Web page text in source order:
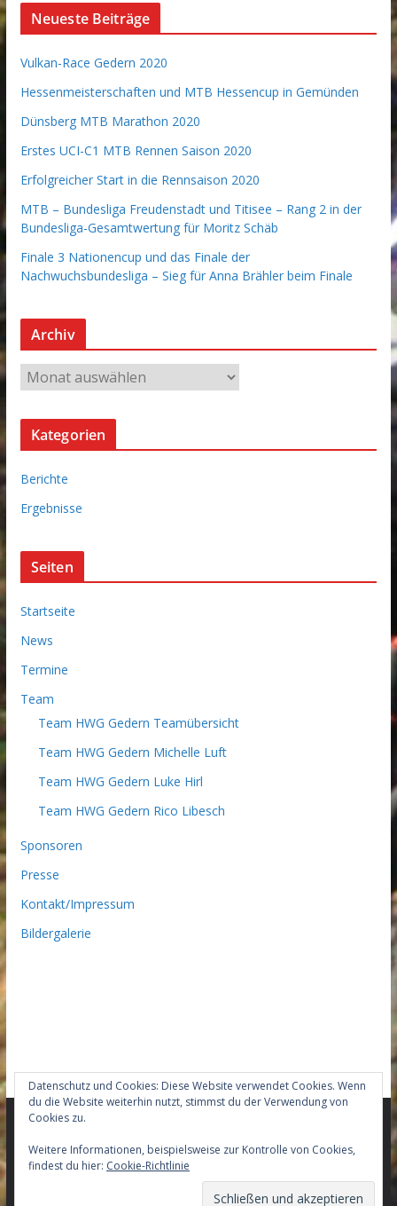
Neueste Beiträge
Vulkan-Race Gedern 2020
Hessenmeisterschaften und MTB Hessencup in Gemünden
Dünsberg MTB Marathon 2020
Erstes UCI-C1 MTB Rennen Saison 2020
Erfolgreicher Start in die Rennsaison 2020
MTB – Bundesliga Freudenstadt und Titisee – Rang 2 in der
Bundesliga-Gesamtwertung für Moritz Schäb
Finale 3 Nationencup und das Finale der
Nachwuchsbundesliga – Sieg für Anna Brähler beim Finale
Archiv
r
c
v
Kategorien
Berichte
Ergebnisse
Seiten
Startseite
News
Termine
Team
Team HWG Gedern Teamübersicht
Team HWG Gedern Michelle Luft
Team HWG Gedern Luke Hirl
Team HWG Gedern Rico Libesch
Sponsoren
Presse
Kontakt/Impressum
Bildergalerie
Copyright © 2026 Team-HWG-Gedern Mountainbike –
Racingteam. Alle Rechte vorbehalten.
von ThemeGrill. Präsentiert von
Datenschutz und Cookies: Diese Website verwendet Cookies. Wenn
du die Website weiterhin nutzt, stimmst du der Verwendung von
Cookies zu.
Weitere Informationen, beispielsweise zur Kontrolle von Cookies,
findest du hier: Cookie-Richtlinie